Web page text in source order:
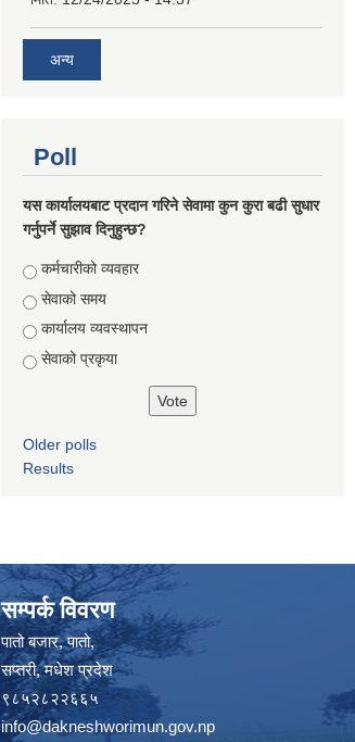
अन्य
Poll
यस कार्यालयबाट प्रदान गरिने सेवामा कुन कुरा बढी सुधार
गर्नुपर्ने सुझाव दिनुहुन्छ?
Choices
कर्मचारीको व्यवहार
सेवाको समय
कार्यालय व्यवस्थापन
सेवाको प्रकृया
Older polls
Results
सम्पर्क विवरण
पातो बजार, पातो,
सप्तरी, मधेश प्रदेश
९८५२८२२६६५
info@dakneshworimun.gov.np